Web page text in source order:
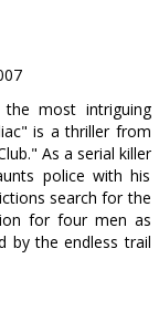
most intriguing
is a thriller from
As a serial killer
police with his
search for the
for four men as
by the endless trail
Jr., Anthony